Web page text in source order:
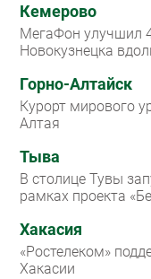
Кемерово
МегаФон улучшил
Новокузнецка
Горно-Алтайск
Курорт мирового
Алтая
Тыва
В столице Тувы
рамках проекта
Хакасия
«Ростелеком»
Хакасии